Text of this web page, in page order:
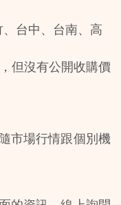
、台中、台南、高
但沒有公開收購價
市場行情跟個別機